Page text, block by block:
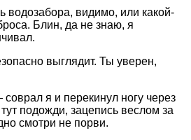
водозабора, видимо, или какой-
Блин, да не знаю, я
выглядит. Ты уверен,
я и перекинул ногу через
подожди, зацепись веслом за
смотри не порви.